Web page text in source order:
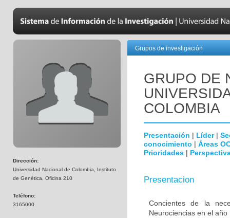
Dirección:
Universidad Nacional de Colombia, Instituto
de Genética, Oficina 210
Teléfono:
3165000
Grupos de investigación
GRUPO DE
COLOMBIA
Presentación | Líder|
conocimiento | Áreas
Prioridades |
Presentacion
Concientes de la
Neurociencias en el